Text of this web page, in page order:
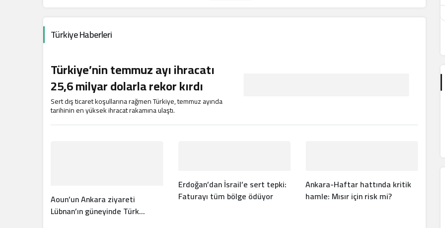
Türkiye Haberleri
Türkiye’nin temmuz ayı ihracatı
25,6 milyar dolarla rekor kırdı
Sert dış ticaret koşullarına rağmen Türkiye, temmuz ayında
tarihinin en yüksek ihracat rakamına ulaştı.
Aoun’un Ankara ziyareti
Lübnan’ın güneyinde Türk
Erdoğan’dan İsrail’e sert tepki:
Faturayı tüm bölge ödüyor
Ankara-Haftar hattında kritik
hamle: Mısır için risk mi?